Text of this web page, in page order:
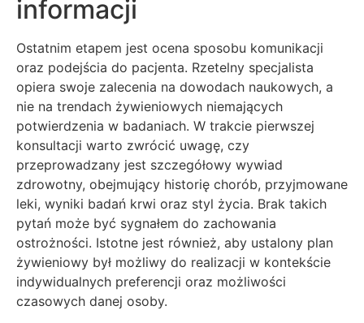
informacji
Ostatnim etapem jest ocena sposobu komunikacji
oraz podejścia do pacjenta. Rzetelny specjalista
opiera swoje zalecenia na dowodach naukowych, a
nie na trendach żywieniowych niemających
potwierdzenia w badaniach. W trakcie pierwszej
konsultacji warto zwrócić uwagę, czy
przeprowadzany jest szczegółowy wywiad
zdrowotny, obejmujący historię chorób, przyjmowane
leki, wyniki badań krwi oraz styl życia. Brak takich
pytań może być sygnałem do zachowania
ostrożności. Istotne jest również, aby ustalony plan
żywieniowy był możliwy do realizacji w kontekście
indywidualnych preferencji oraz możliwości
czasowych danej osoby.